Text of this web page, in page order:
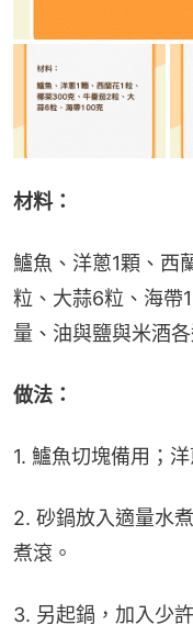
材料：
鱸魚、洋蔥1顆、西
粒、大蒜6粒、海帶
量、油與鹽與米酒
做法：
1. 鱸魚切塊備用；
2. 砂鍋放入適量水
煮滾。
3. 另起鍋，加入少